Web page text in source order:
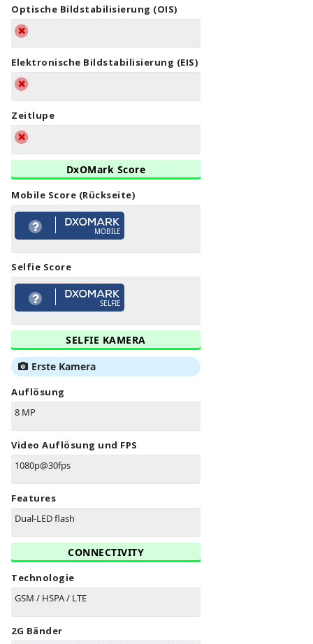
Optische Bildstabilisierung (OIS)
Elektronische Bildstabilisierung (EIS)
Zeitlupe
DxOMark Score
Mobile Score (Rückseite)
MOBILE
Selfie Score
SELFIE
SELFIE KAMERA
Erste Kamera
Auflösung
8 MP
Video Auflösung und FPS
1080p@30fps
Features
Dual-LED flash
CONNECTIVITY
Technologie
GSM / HSPA / LTE
2G Bänder